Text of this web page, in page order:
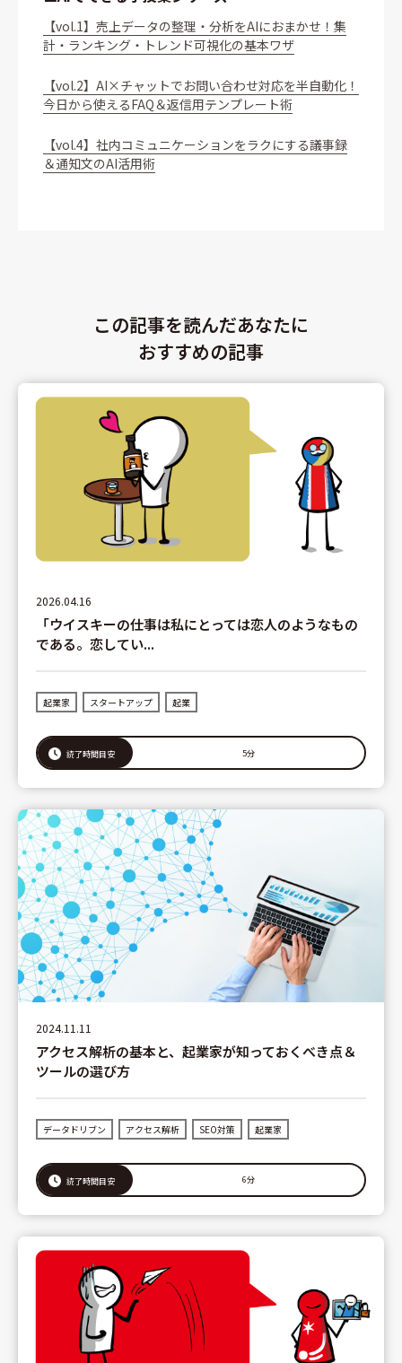
【vol.1】売上データの整理・分析をAIにおまかせ！集
計・ランキング・トレンド可視化の基本ワザ
【vol.2】AI×チャットでお問い合わせ対応を半自動化！
今日から使えるFAQ＆返信用テンプレート術
【vol.4】社内コミュニケーションをラクにする議事録
＆通知文のAI活用術
この記事を読んだあなたに
おすすめの記事
2026.04.16
「ウイスキーの仕事は私にとっては恋人のようなもの
である。恋してい...
起業家 スタートアップ 起業
読了時間目安 5分
2024.11.11
アクセス解析の基本と、起業家が知っておくべき点＆
ツールの選び方
データドリブン アクセス解析 SEO対策 起業家
読了時間目安 6分